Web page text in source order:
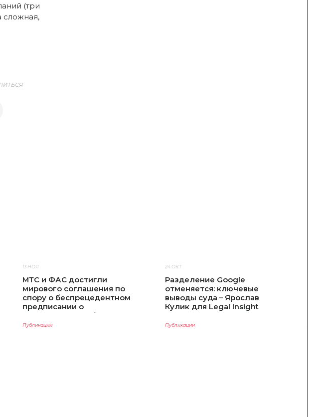
(три
сложная,
13 НОЯ
МТС и ФАС достигли
мирового соглашения по
спору о беспрецедентном
предписании о
перечислении в бюджет 3
млрд рублей
Публикации
24 ОКТ
Разделение Google
отменяется: ключевые
выводы суда – Ярослав
Кулик для Legal Insight
Публикации